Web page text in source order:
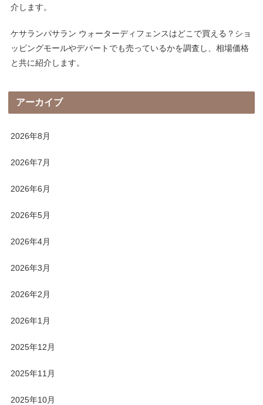
介します。
ケサランパサラン ウォーターディフェンスはどこで買える？ショ
ッピングモールやデパートでも売っているかを調査し、相場価格
と共に紹介します。
アーカイブ
2026年8月
2026年7月
2026年6月
2026年5月
2026年4月
2026年3月
2026年2月
2026年1月
2025年12月
2025年11月
2025年10月